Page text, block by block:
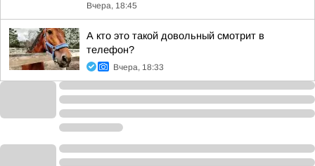
Вчера, 18:45
А кто это такой довольный смотрит в
телефон?
Вчера, 18:33